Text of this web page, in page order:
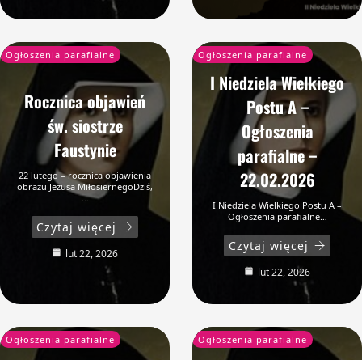
Ogłoszenia parafialne
Rocznica objawień
św. siostrze
Faustynie
22 lutego – rocznica objawienia
obrazu Jezusa MiłosiernegoDziś,
…
Czytaj więcej
lut 22, 2026
Ogłoszenia parafialne
I Niedziela Wielkiego
Postu A –
Ogłoszenia
parafialne –
22.02.2026
I Niedziela Wielkiego Postu A –
Ogłoszenia parafialne…
Czytaj więcej
lut 22, 2026
Ogłoszenia parafialne Ogłoszenia parafialne